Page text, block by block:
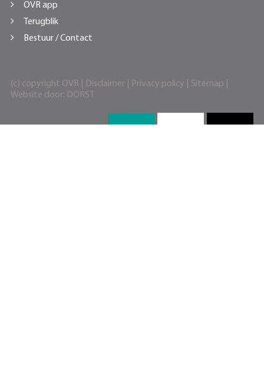
OVR app
Terugblik
Bestuur / Contact
(c) copyright OVR | Disclaimer| Privacy policy Sitemap
Website door: DORST